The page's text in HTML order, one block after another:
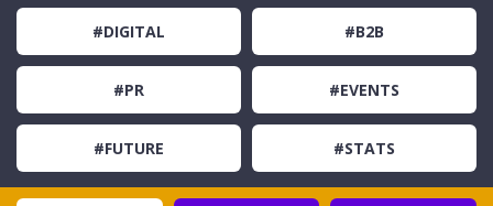
#DIGITAL #B2B
#PR #EVENTS
#FUTURE #STATS